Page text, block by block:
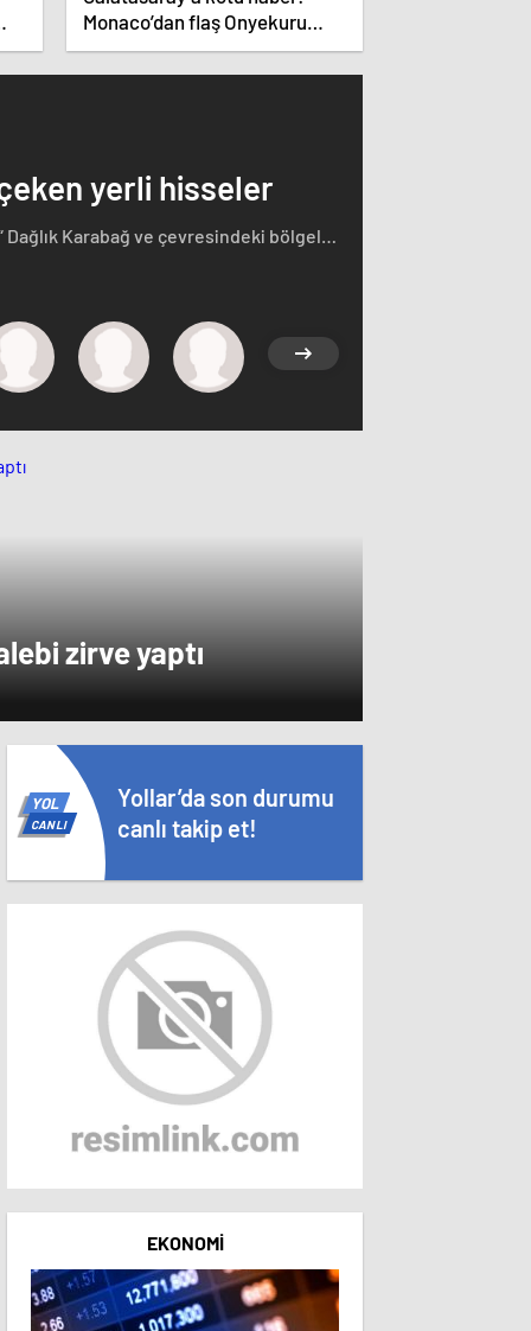
Monaco’dan flaş Onyekuru
kararı.
yerli hisseler
Karabağ ve çevresindeki bölgeler
zirve yaptı
Yollar’da son durumu
canlı takip et!
YOL
CANLI
EKONOMI